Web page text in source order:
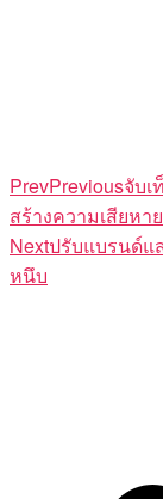
PrevPreviousจับ
สร้างความเสียหา
Nextปรับแบรนด์แ
หนึบ